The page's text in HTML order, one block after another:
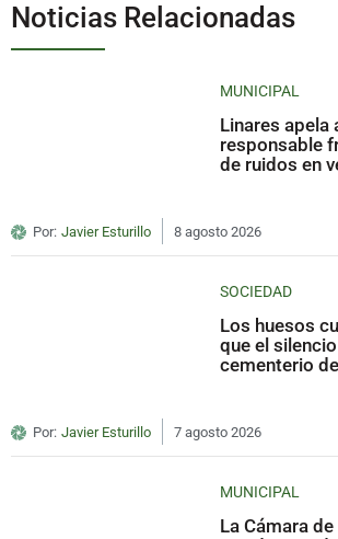
Noticias Relacionadas
MUNICIPAL
Linares apela
responsable
de ruidos en
Por: Javier Esturillo 8 agosto 2026
SOCIEDAD
Los huesos
que el
cementerio
Por: Javier Esturillo 7 agosto 2026
MUNICIPAL
La Cámara